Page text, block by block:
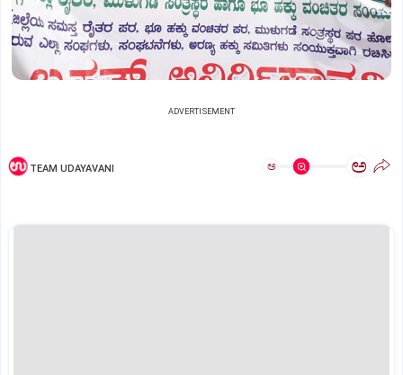
ADVERTISEMENT
TEAM UDAYAVANI ಅ ಅ